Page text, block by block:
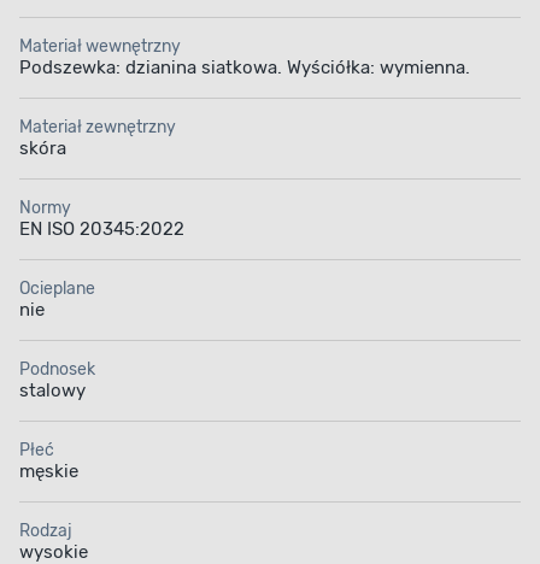
Materiał wewnętrzny
Podszewka: dzianina siatkowa. Wyściółka: wymienna.
Materiał zewnętrzny
skóra
Normy
EN ISO 20345:2022
Ocieplane
nie
Podnosek
stalowy
Płeć
męskie
Rodzaj
wysokie